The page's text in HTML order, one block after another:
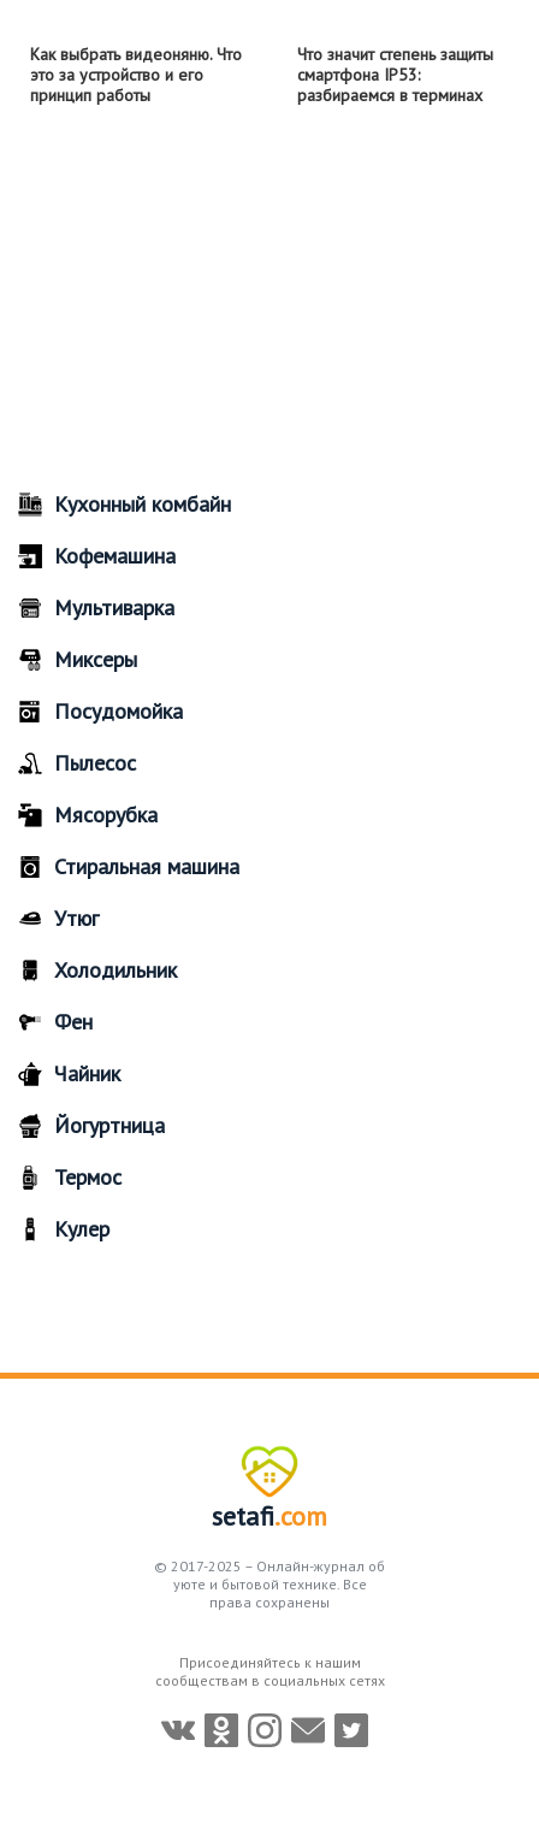
Как выбрать видеоняню. Что
это за устройство и его
принцип работы
Что значит степень защиты
смартфона IP53:
разбираемся в терминах
Кухонный комбайн
Кофемашина
Мультиварка
Миксеры
Посудомойка
Пылесос
Мясорубка
Стиральная машина
Утюг
Холодильник
Фен
Чайник
Йогуртница
Термос
Кулер
setafi.com
© 2017-2025 – Онлайн-журнал об
уюте и бытовой технике. Все
права сохранены
Присоединяйтесь к нашим
сообществам в социальных сетях